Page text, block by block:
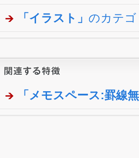
「イラスト」 のカテ
「メモスペース:罫線